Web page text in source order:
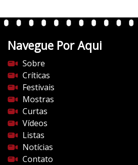
Navegue Por Aqui
Sobre
Críticas
Festivais
Mostras
Curtas
Vídeos
Listas
Notícias
Contato